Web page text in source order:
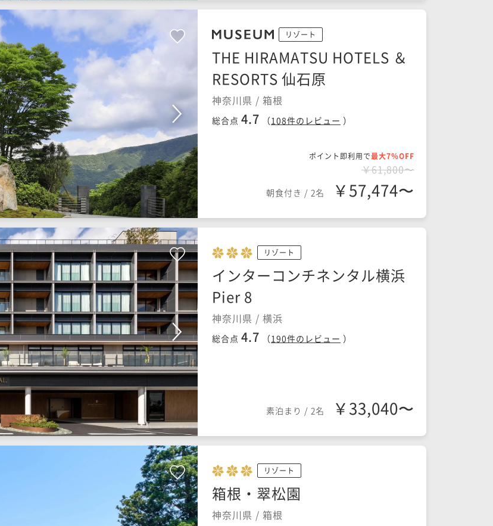
リゾート
THE HIRAMATSU HOTELS ＆
RESORTS 仙石原
神奈川県 / 箱根
総合点 4.7 （108件のレビュー ）
ポイント即利用で最大7％OFF
￥61,800〜
朝食付き / 2名 ￥57,474〜
リゾート
インターコンチネンタル横浜
Pier 8
神奈川県 / 横浜
総合点 4.7 （190件のレビュー ）
素泊まり / 2名 ￥33,040〜
リゾート
箱根・翠松園
神奈川県 / 箱根